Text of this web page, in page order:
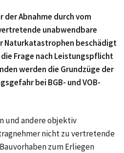
der Abnahme durch vom
unabwendbare
Naturkatastrophen beschädigt
Frage nach Leistungspflicht
werden die Grundzüge der
bei BGB- und VOB-
und andere objektiv
nicht zu vertretende
zum Erliegen